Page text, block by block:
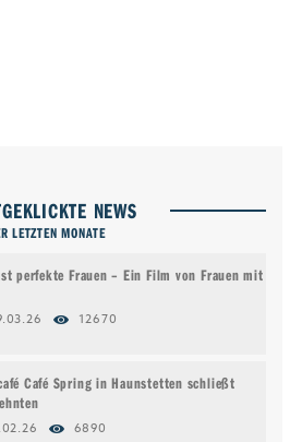
NEWS
LETZTEN MONATE
perfekte Frauen – Ein Film von Frauen mit
12670
Café Spring in Haunstetten schließt
6890